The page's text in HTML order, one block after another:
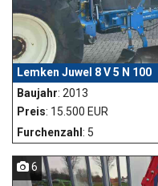
Lemken Juwel 8 V 5 N 100
Baujahr: 2013
Preis: 15.500 EUR
Furchenzahl : 5
6